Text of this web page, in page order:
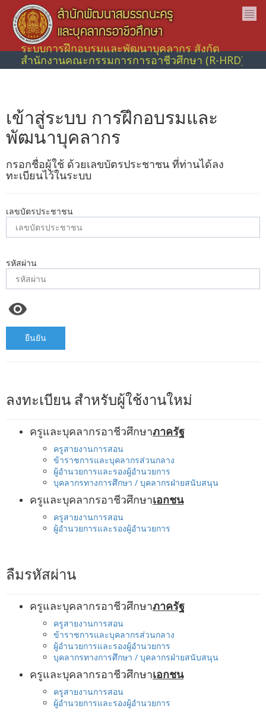
ระบบการฝึกอบรมและพัฒนาบุคลากร สังกัด
สำนักงานคณะกรรมการการอาชีวศึกษา (R-HRD)
เข้าสู่ระบบ การฝึกอบรมและ
พัฒนาบุคลากร
กรอกชื่อผู้ใช้ ด้วยเลขบัตรประชาชน ที่ท่านได้ลง
ทะเบียนไว้ในระบบ
เลขบัตรประชาชน
รหัสผ่าน
ยืนยัน
ลงทะเบียน สำหรับผู้ใช้งานใหม่
ครูและบุคลากรอาชีวศึกษาภาครัฐ
ครูสายงานการสอน
ข้าราชการและบุคลากรส่วนกลาง
ผู้อำนวยการและรองผู้อำนวยการ
บุคลากรทางการศึกษา / บุคลากรฝ่ายสนับสนุน
ครูและบุคลากรอาชีวศึกษาเอกชน
ครูสายงานการสอน
ผู้อำนวยการและรองผู้อำนวยการ
ลืมรหัสผ่าน
ครูและบุคลากรอาชีวศึกษาภาครัฐ
ครูสายงานการสอน
ข้าราชการและบุคลากรส่วนกลาง
ผู้อำนวยการและรองผู้อำนวยการ
บุคลากรทางการศึกษา / บุคลากรฝ่ายสนับสนุน
ครูและบุคลากรอาชีวศึกษาเอกชน
ครูสายงานการสอน
ผู้อำนวยการและรองผู้อำนวยการ